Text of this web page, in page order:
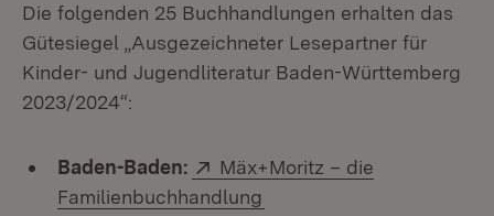
Die folgenden 25 Buchhandlungen erhalten das
Gütesiegel „Ausgezeichneter Lesepartner für
Kinder- und Jugendliteratur Baden-Württemberg
2023/2024“:
Baden-Baden: Extern:
Mäx+Moritz – die
Familienbuchhandlung